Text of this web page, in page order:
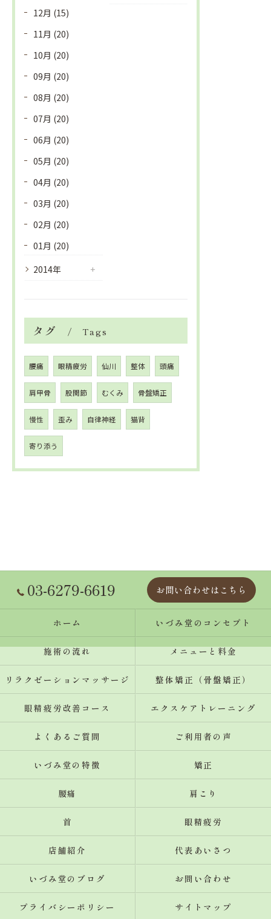
12月 (15)
11月 (20)
10月 (20)
09月 (20)
08月 (20)
07月 (20)
06月 (20)
05月 (20)
04月 (20)
03月 (20)
02月 (20)
01月 (20)
2014年
タグ Tags
腰痛 眼精疲労 仙川 整体 頭痛
肩甲骨 股関節 むくみ 骨盤矯正
慢性 歪み 自律神経 猫背
寄り添う
03-6279-6619 お問い合わせはこちら
ホーム いづみ堂のコンセプト
施術の流れ メニューと料金
リラクゼーションマッサージ 整体矯正（骨盤矯正）
眼精疲労改善コース エクスケアトレーニング
よくあるご質問 ご利用者の声
いづみ堂の特徴 矯正
腰痛 肩こり
首 眼精疲労
店舗紹介 代表あいさつ
いづみ堂のブログ お問い合わせ
プライバシーポリシー サイトマップ